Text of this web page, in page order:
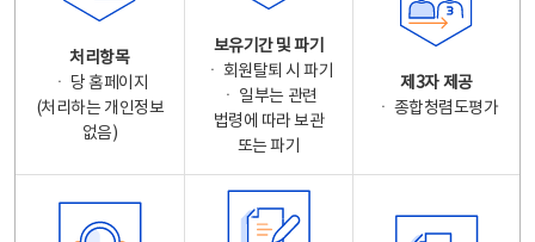
처리항목
ㆍ 당 홈페이지
(처리하는 개인정보
없음)
보유기간 및 파기
ㆍ 회원탈퇴 시 파기
ㆍ 일부는 관련
법령에 따라 보관
또는 파기
제3자 제공
ㆍ 종합청렴도평가